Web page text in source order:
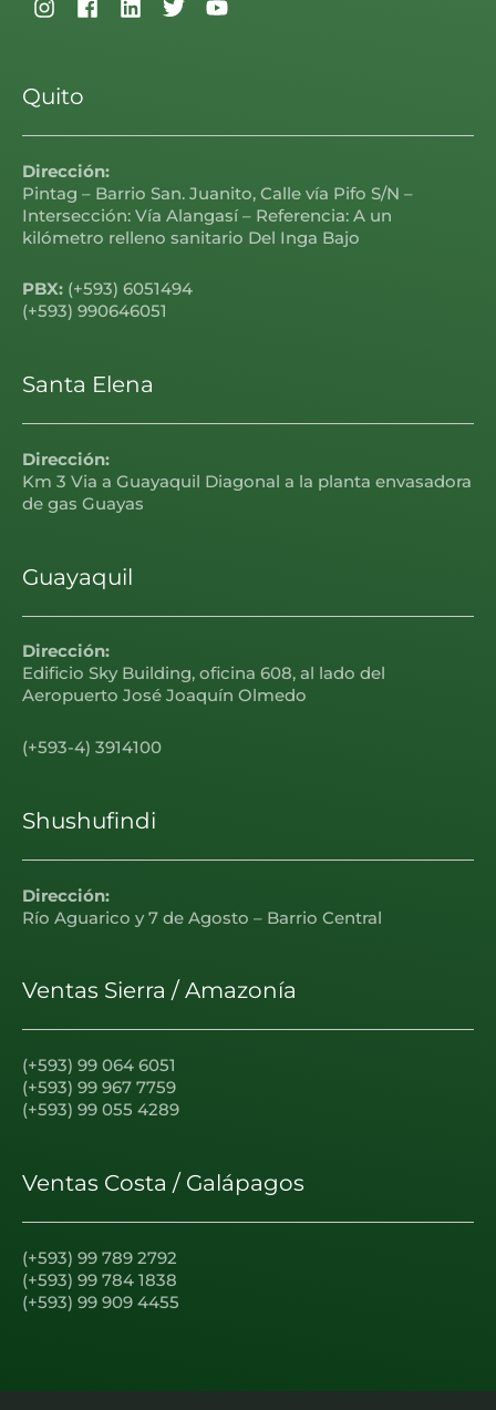
Quito
Dirección:
Pintag – Barrio San. Juanito, Calle vía Pifo S/N –
Intersección: Vía Alangasí – Referencia: A un
kilómetro relleno sanitario Del Inga Bajo
PBX: (+593) 6051494
(+593) 990646051
Santa Elena
Dirección:
Km 3 Via a Guayaquil Diagonal a la planta envasadora
de gas Guayas
Guayaquil
Dirección:
Edificio Sky Building, oficina 608, al lado del
Aeropuerto José Joaquín Olmedo
(+593-4) 3914100
Shushufindi
Dirección:
Río Aguarico y 7 de Agosto – Barrio Central
Ventas Sierra / Amazonía
(+593) 99 064 6051
(+593) 99 967 7759
(+593) 99 055 4289
Ventas Costa / Galápagos
(+593) 99 789 2792
(+593) 99 784 1838
(+593) 99 909 4455